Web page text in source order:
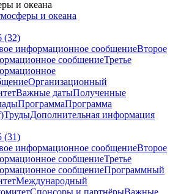
и океана
и океана
(32)
информационное сообщениеВторое
сообщениеТретье
Организационный
Важные датыПолученные
ПрограммаПрограмма
ТрудыДополнительная информация
(31)
информационное сообщениеВторое
сообщениеТретье
сообщениеПрограммный
Международный
Спонсоры и партнёрыВажные